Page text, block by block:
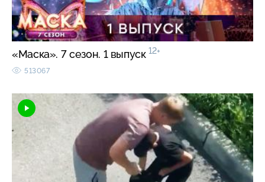
«Маска». 7 сезон. 1 выпуск 12+
513067